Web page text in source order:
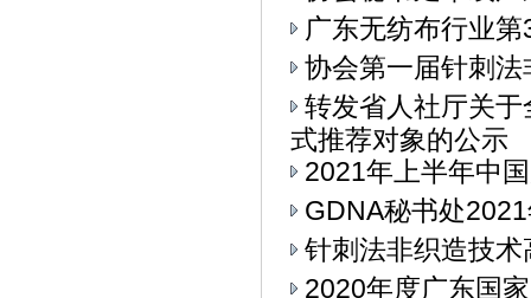
广东无纺布行业
协会第一届针刺
转发省人社厅关
式推荐对象的公示
2021年上半年中
GDNA秘书处
针刺法非织造技
2020年度广东国